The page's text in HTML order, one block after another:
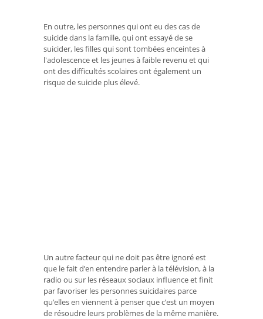
En outre, les personnes qui ont eu des cas de
suicide dans la famille, qui ont essayé de se
suicider, les filles qui sont tombées enceintes à
l'adolescence et les jeunes à faible revenu et qui
ont des difficultés scolaires ont également un
risque de suicide plus élevé.
Un autre facteur qui ne doit pas être ignoré est
que le fait d’en entendre parler à la télévision, à la
radio ou sur les réseaux sociaux influence et finit
par favoriser les personnes suicidaires parce
qu’elles en viennent à penser que c’est un moyen
de résoudre leurs problèmes de la même manière.